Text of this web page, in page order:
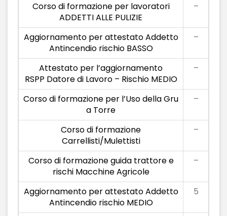
Corso di formazione per lavoratori
ADDETTI ALLE PULIZIE
–
Aggiornamento per attestato Addetto
Antincendio rischio BASSO
–
Attestato per l’aggiornamento
RSPP Datore di Lavoro – Rischio MEDIO
–
Corso di formazione per l’Uso della Gru
a Torre
–
Corso di formazione
Carrellisti/Mulettisti
–
Corso di formazione guida trattore e
rischi Macchine Agricole
–
Aggiornamento per attestato Addetto
Antincendio rischio MEDIO
5